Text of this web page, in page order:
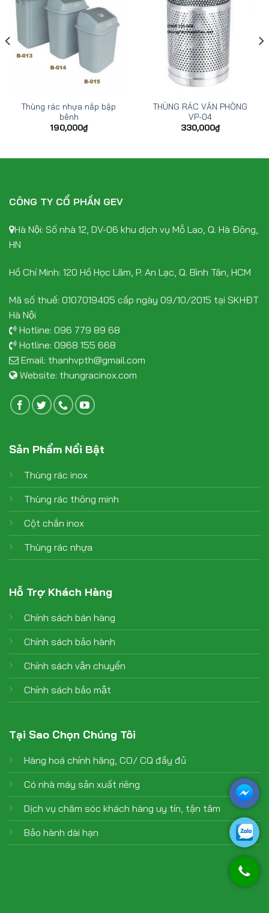
Thùng rác nhựa nắp bập
bênh
190,000₫
THÙNG RÁC VĂN PHÒNG
VP-04
330,000₫
CÔNG TY CỔ PHẦN GEV
Hà Nội: Số nhà 12, DV-06 khu dịch vụ Mỗ Lao, Q. Hà Đông,
HN
Hồ Chí Minh: 120 Hồ Học Lãm, P. An Lạc, Q. Bình Tân, HCM
Mã số thuế: 0107019405 cấp ngày 09/10/2015 tại SKHĐT
Hà Nội
Hotline: 096 779 89 68
Hotline: 0968 155 668
Email: thanhvpth@gmail.com
Website: thungracinox.com
Sản Phẩm Nổi Bật
Thùng rác inox
Thùng rác thông minh
Cột chắn inox
Thùng rác nhựa
Hỗ Trợ Khách Hàng
Chính sách bán hàng
Chính sách bảo hành
Chính sách vận chuyển
Chính sách bảo mật
Tại Sao Chọn Chúng Tôi
Hàng hoá chính hãng, CO/ CQ đầy đủ
Có nhà máy sản xuất riêng
Dịch vụ chăm sóc khách hàng uy tín, tận tâm
Bảo hành dài hạn